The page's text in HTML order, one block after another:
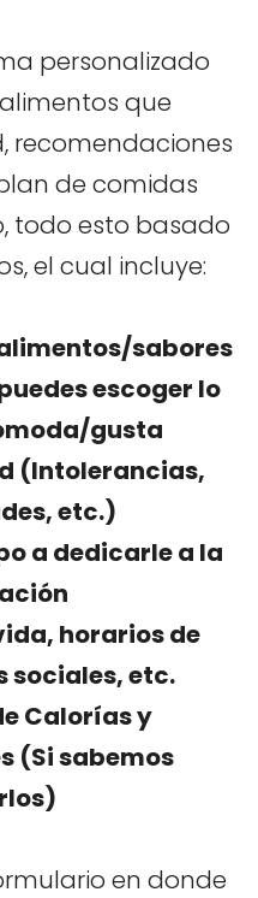
personalizado
que
recomendaciones
de comidas
todo esto basado
el cual incluye:
sabores
escoger lo
gusta
(Intolerancias,
etc.)
a dedicarle a la
horarios de
sociales, etc.
Calorías y
(Si sabemos
en donde